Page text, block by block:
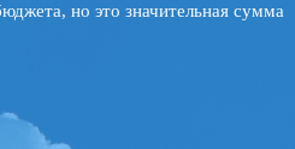
но это значительная сумма